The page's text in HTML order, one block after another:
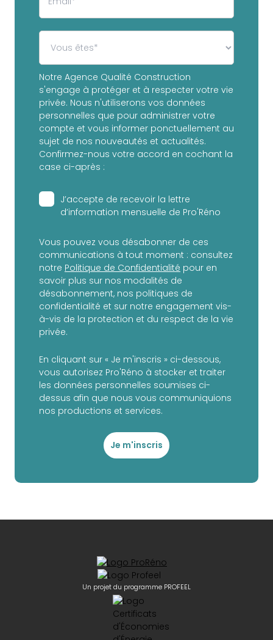
Notre Agence Qualité Construction
s'engage à protéger et à respecter votre vie
privée. Nous n'utiliserons vos données
personnelles que pour administrer votre
compte et vous informer ponctuellement au
sujet de nos nouveautés et actualités.
Confirmez-nous votre accord en cochant la
case ci-après :
J’accepte de recevoir la lettre
d’information mensuelle de Pro'Réno
Vous pouvez vous désabonner de ces
communications à tout moment : consultez
notre Politique de Confidentialité pour en
savoir plus sur nos modalités de
désabonnement, nos politiques de
confidentialité et sur notre engagement vis-
à-vis de la protection et du respect de la vie
privée.
En cliquant sur « Je m'inscris » ci-dessous,
vous autorisez Pro'Réno à stocker et traiter
les données personnelles soumises ci-
dessus afin que nous vous communiquions
nos productions et services.
Je m'inscris
Un projet du programme PROFEEL